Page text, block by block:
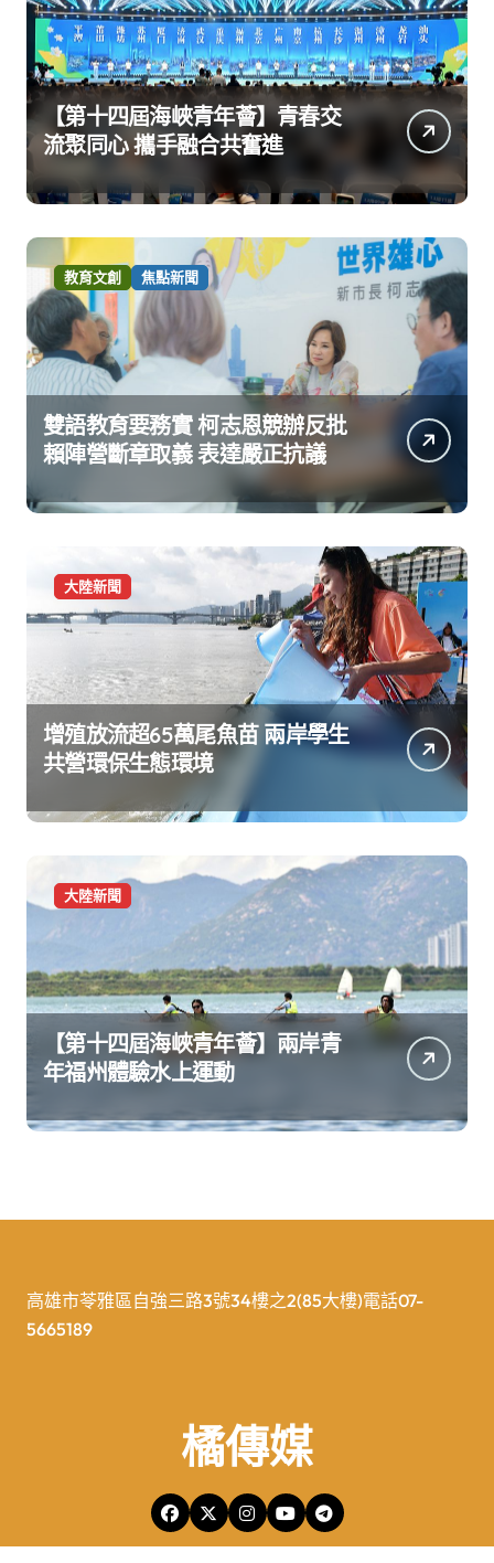
【第十四屆海峽青年薈】青春交
流聚同心 攜手融合共奮進
教育文創 焦點新聞
雙語教育要務實 柯志恩競辦反批
賴陣營斷章取義 表達嚴正抗議
大陸新聞
增殖放流超65萬尾魚苗 兩岸學生
共營環保生態環境
大陸新聞
【第十四屆海峽青年薈】兩岸青
年福州體驗水上運動
高雄市苓雅區自強三路3號34樓之2(85大樓)電話07-
5665189
橘傳媒